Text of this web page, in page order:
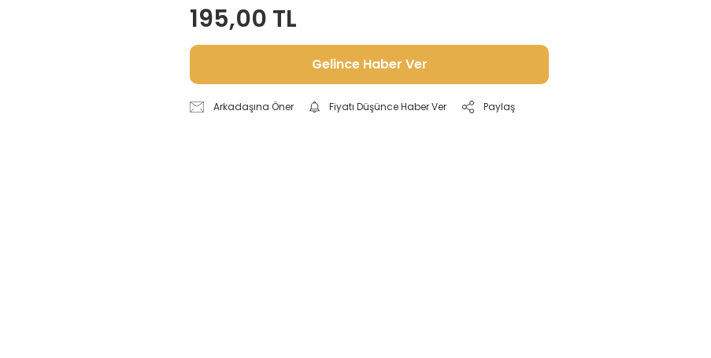
195,00 TL
Gelince Haber Ver
Arkadaşına Öner Fiyatı Düşünce Haber Ver Paylaş